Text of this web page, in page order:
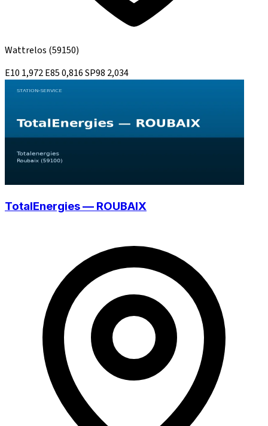
Wattrelos (59150)
E10 1,972E850,816SP98 2,034
TotalEnergies — ROUBAIX